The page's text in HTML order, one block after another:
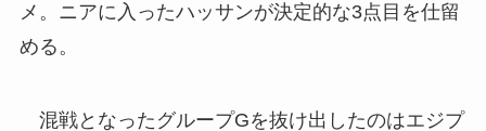
メ。ニアに入ったハッサンが決定的な3点目を仕留
める。
混戦となったグループGを抜け出したのはエジプ